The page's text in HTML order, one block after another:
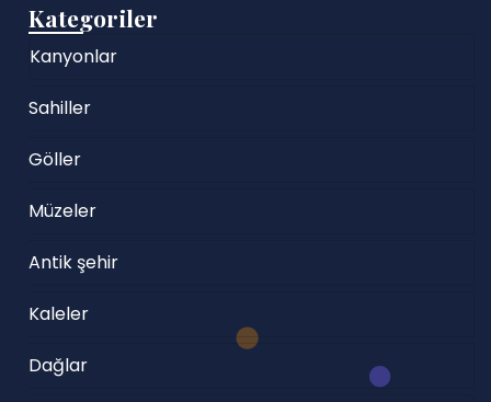
Kategoriler
Kanyonlar
Sahiller
Göller
Müzeler
Antik şehir
Kaleler
Dağlar